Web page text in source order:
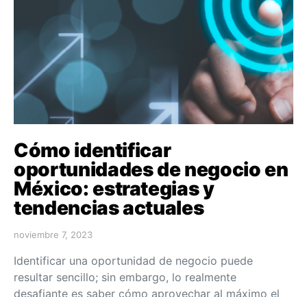
Cómo identificar
oportunidades de negocio en
México: estrategias y
tendencias actuales
noviembre 7, 2023
Identificar una oportunidad de negocio puede
resultar sencillo; sin embargo, lo realmente
desafiante es saber cómo aprovechar al máximo el